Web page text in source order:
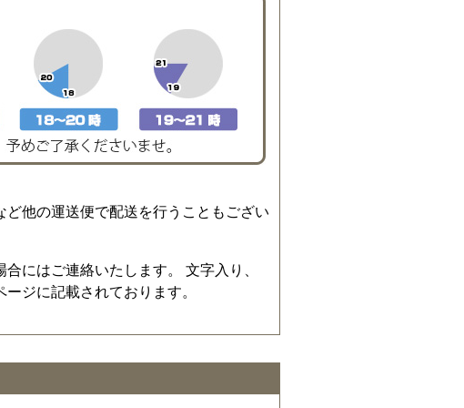
他の運送便で配送を行うこともござい
にはご連絡いたします。 文字入り、
ジに記載されております。